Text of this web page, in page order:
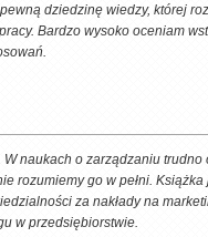
dziedzinę wiedzy, której
Bardzo wysoko oceniam
naukach o zarządzaniu
rozumiemy go w pełni.
za nakłady na
w przedsiębiorstwie.